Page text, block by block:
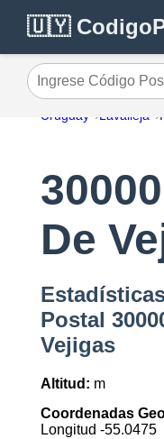
🇺🇾
Ingrese Código
Uruguay Lavalleja
De
Postal
Vejigas
Altitud: m
Coordenadas
Longitud -55.0475